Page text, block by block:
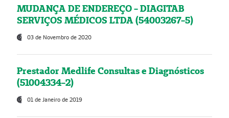
MUDANÇA DE ENDEREÇO - DIAGITAB
SERVIÇOS MÉDICOS LTDA (54003267-5)
03 de Novembro de 2020
Prestador Medlife Consultas e Diagnósticos
(51004334-2)
01 de Janeiro de 2019